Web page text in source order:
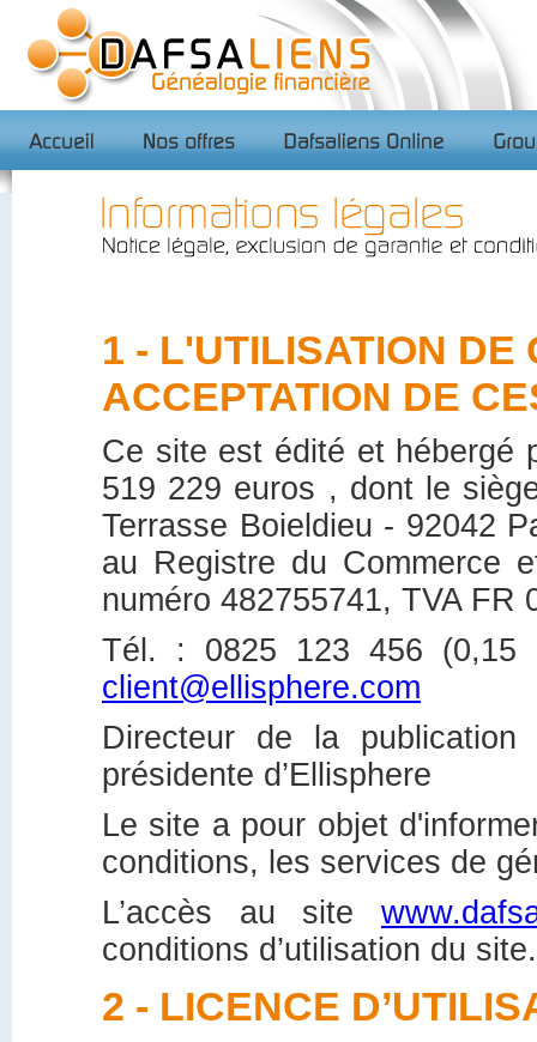
1 - L'UTILISATION DE
ACCEPTATION DE
Ce site est édité et hébergé
519 229 euros , dont le
Terrasse Boieldieu - 92042
au Registre du Commerce
numéro 482755741, TVA FR
Tél. : 0825 123 456
client@ellisphere.com
Directeur de la
présidente d’Ellisphere
Le site a pour objet
conditions, les services de
L’accès au site
conditions d’utilisation du site.
2 - LICENCE